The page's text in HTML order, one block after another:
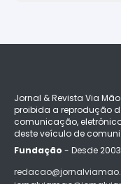
Jornal & Revista Via
proibida a reprodução
comunicação,
deste veículo de
Fundação - Desde 2003